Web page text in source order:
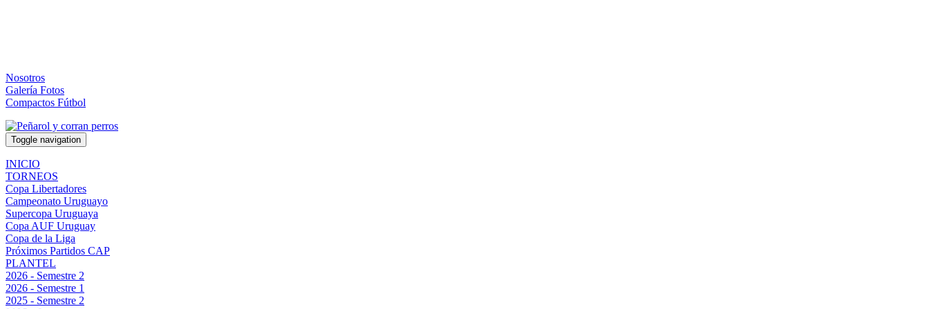
Nosotros
Galería Fotos
Compactos Fútbol
Toggle navigation
INICIO
TORNEOS
Copa Libertadores
Campeonato Uruguayo
Supercopa Uruguaya
Copa AUF Uruguay
Copa de la Liga
Próximos Partidos CAP
PLANTEL
2026 - Semestre 2
2026 - Semestre 1
2025 - Semestre 2